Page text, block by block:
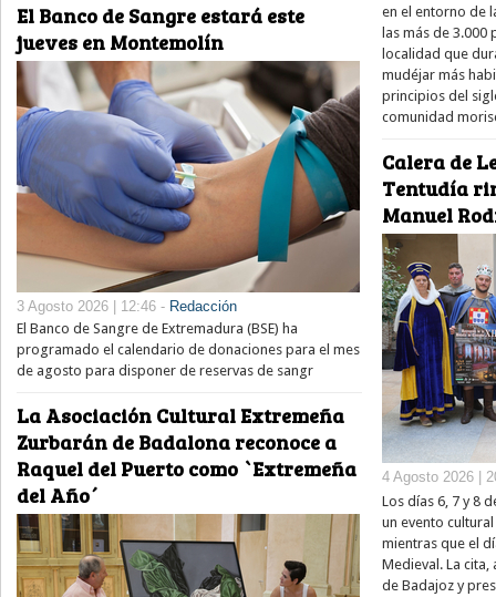
El Banco de Sangre estará este
jueves en Montemolín
3 Agosto 2026 | 12:46 - Redacción
El Banco de Sangre de Extremadura (BSE) ha
programado el calendario de donaciones para el mes
de agosto para disponer de reservas de sangr
La Asociación Cultural Extremeña
Zurbarán de Badalona reconoce a
Raquel del Puerto como `Extremeña
del Año´
en el entorno de
las más de
localidad que
mudéjar más
principios del
comunidad
Calera de
Tentudía
Manuel
4 Agosto 2026 |
Los días 6, 7 y 8
un evento
mientras que el
Medieval. La
de Badajoz y